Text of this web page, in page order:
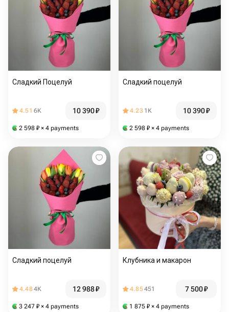
Сладкий Поцелуй
4.51 6K 10 390₽
2 598 ₽ × 4 payments
Сладкий поцелуй
4.23 1K 10 390₽
2 598 ₽ × 4 payments
Сладкий поцелуй
4.484K 12 988₽
3 247 ₽ × 4 payments
Клубника и макарон
4.85451 7 500₽
1 875 ₽ × 4 payments